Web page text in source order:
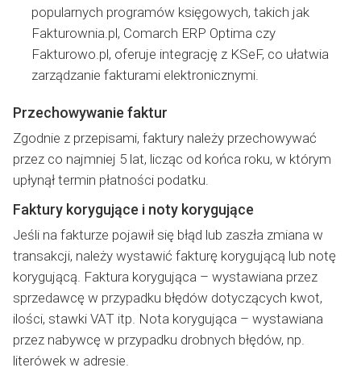
popularnych programów księgowych, takich jak
Fakturownia.pl, Comarch ERP Optima czy
Fakturowo.pl, oferuje integrację z KSeF, co ułatwia
zarządzanie fakturami elektronicznymi.
Przechowywanie faktur
Zgodnie z przepisami, faktury należy przechowywać
przez co najmniej 5 lat, licząc od końca roku, w którym
upłynął termin płatności podatku.
Faktury korygujące i noty korygujące
Jeśli na fakturze pojawił się błąd lub zaszła zmiana w
transakcji, należy wystawić fakturę korygującą lub notę
korygującą. Faktura korygująca – wystawiana przez
sprzedawcę w przypadku błędów dotyczących kwot,
ilości, stawki VAT itp. Nota korygująca – wystawiana
przez nabywcę w przypadku drobnych błędów, np.
literówek w adresie.